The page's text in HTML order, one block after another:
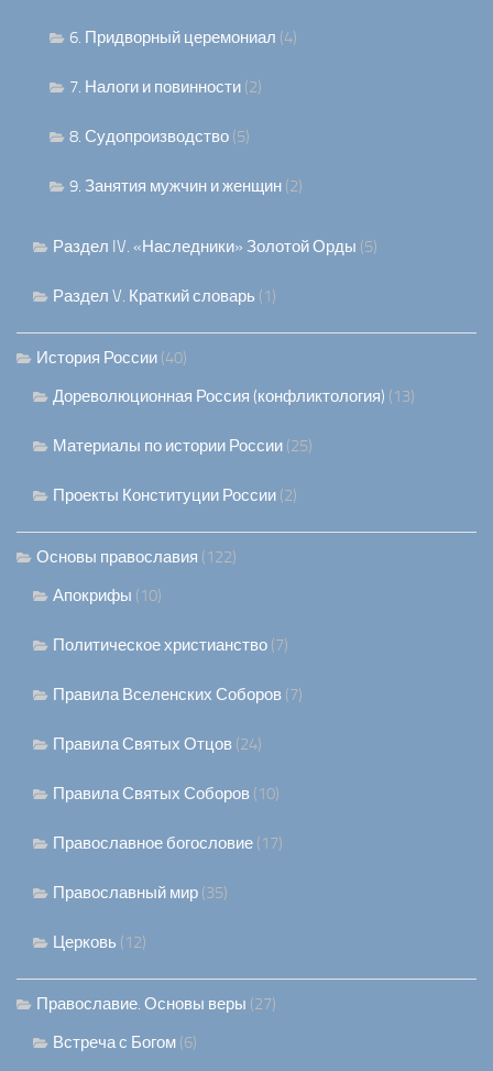
6. Придворный церемониал (4)
7. Налоги и повинности (2)
8. Судопроизводство (5)
9. Занятия мужчин и женщин (2)
Раздел IV. «Наследники» Золотой Орды (5)
Раздел V. Краткий словарь (1)
История России (40)
Дореволюционная Россия (конфликтология) (13)
Материалы по истории России (25)
Проекты Конституции России (2)
Основы православия (122)
Апокрифы (10)
Политическое христианство (7)
Правила Вселенских Соборов (7)
Правила Святых Отцов (24)
Правила Святых Соборов (10)
Православное богословие (17)
Православный мир (35)
Церковь (12)
Православие. Основы веры (27)
Встреча с Богом (6)